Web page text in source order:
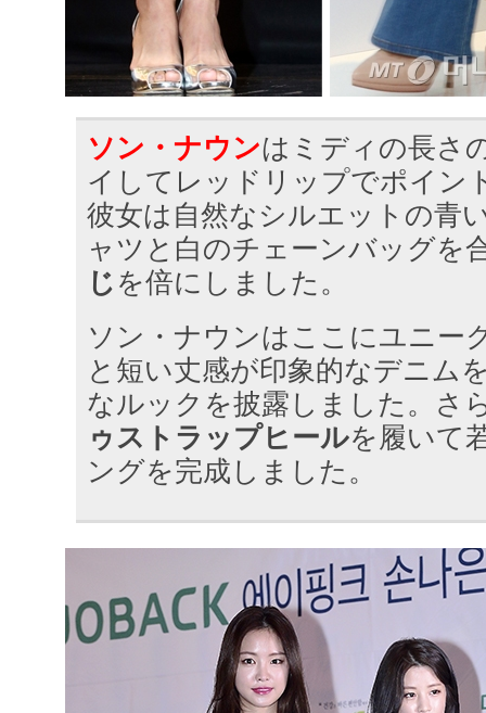
ソン・ナウンはミディの長さ
イしてレッドリップでポイン
彼女は自然なシルエットの青
ャツと白のチェーンバッグを
じ を倍にしました。
ソン・ナウンはここにユニー
と短い丈感が印象的なデニム
なルックを披露しました。さ
ゥストラップヒールを履いて
ングを完成しました。